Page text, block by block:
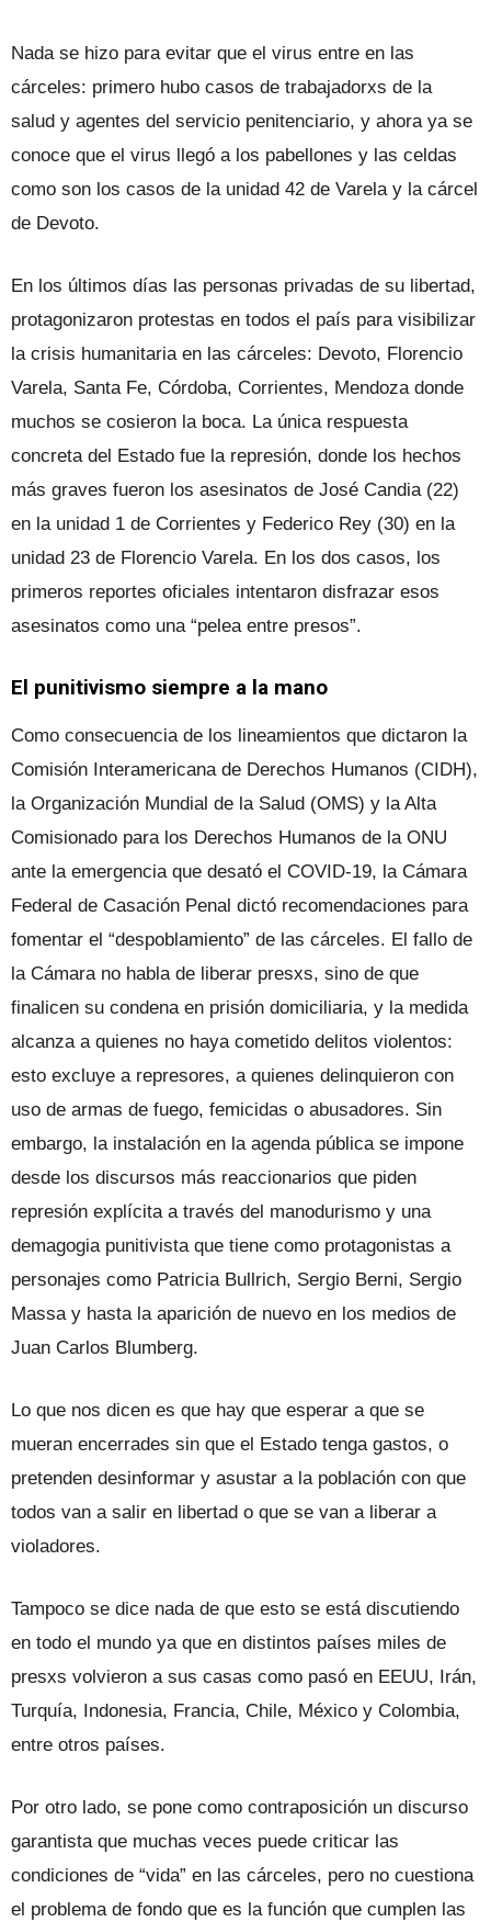
Nada se hizo para evitar que el virus entre en las
cárceles: primero hubo casos de trabajadorxs de la
salud y agentes del servicio penitenciario, y ahora ya se
conoce que el virus llegó a los pabellones y las celdas
como son los casos de la unidad 42 de Varela y la cárcel
de Devoto.
En los últimos días las personas privadas de su libertad,
protagonizaron protestas en todos el país para visibilizar
la crisis humanitaria en las cárceles: Devoto, Florencio
Varela, Santa Fe, Córdoba, Corrientes, Mendoza donde
muchos se cosieron la boca. La única respuesta
concreta del Estado fue la represión, donde los hechos
más graves fueron los asesinatos de José Candia (22)
en la unidad 1 de Corrientes y Federico Rey (30) en la
unidad 23 de Florencio Varela. En los dos casos, los
primeros reportes oficiales intentaron disfrazar esos
asesinatos como una “pelea entre presos”.
El punitivismo siempre a la mano
Como consecuencia de los lineamientos que dictaron la
Comisión Interamericana de Derechos Humanos (CIDH),
la Organización Mundial de la Salud (OMS) y la Alta
Comisionado para los Derechos Humanos de la ONU
ante la emergencia que desató el COVID-19, la Cámara
Federal de Casación Penal dictó recomendaciones para
fomentar el “despoblamiento” de las cárceles. El fallo de
la Cámara no habla de liberar presxs, sino de que
finalicen su condena en prisión domiciliaria, y la medida
alcanza a quienes no haya cometido delitos violentos:
esto excluye a represores, a quienes delinquieron con
uso de armas de fuego, femicidas o abusadores. Sin
embargo, la instalación en la agenda pública se impone
desde los discursos más reaccionarios que piden
represión explícita a través del manodurismo y una
demagogia punitivista que tiene como protagonistas a
personajes como Patricia Bullrich, Sergio Berni, Sergio
Massa y hasta la aparición de nuevo en los medios de
Juan Carlos Blumberg.
Lo que nos dicen es que hay que esperar a que se
mueran encerrades sin que el Estado tenga gastos, o
pretenden desinformar y asustar a la población con que
todos van a salir en libertad o que se van a liberar a
violadores.
Tampoco se dice nada de que esto se está discutiendo
en todo el mundo ya que en distintos países miles de
presxs volvieron a sus casas como pasó en EEUU, Irán,
Turquía, Indonesia, Francia, Chile, México y Colombia,
entre otros países.
Por otro lado, se pone como contraposición un discurso
garantista que muchas veces puede criticar las
condiciones de “vida” en las cárceles, pero no cuestiona
el problema de fondo que es la función que cumplen las